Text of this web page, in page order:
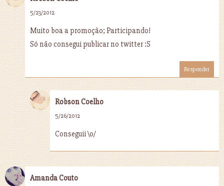
5/23/2012
Muito boa a promoção; Participando!
Só não consegui publicar no twitter :S
Responder
Robson Coelho
5/26/2012
Conseguii \o/
Amanda Couto